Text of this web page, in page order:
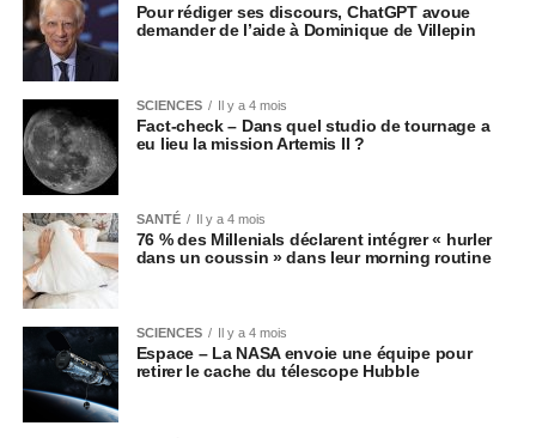
Pour rédiger ses discours, ChatGPT avoue
demander de l’aide à Dominique de Villepin
SCIENCES Il y a 4 mois
Fact-check – Dans quel studio de tournage a
eu lieu la mission Artemis II ?
SANTÉ Il y a 4 mois
76 % des Millenials déclarent intégrer « hurler
dans un coussin » dans leur morning routine
SCIENCES Il y a 4 mois
Espace – La NASA envoie une équipe pour
retirer le cache du télescope Hubble